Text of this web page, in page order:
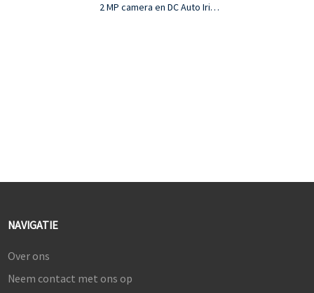
2 MP camera en DC Auto Iris
NAVIGATIE
Over ons
Neem contact met ons op